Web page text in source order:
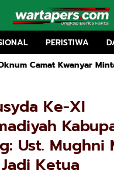
PERISTIWA
Setoran Rp10 Juta
Ke-XI
Ust. Mughni
Ketua